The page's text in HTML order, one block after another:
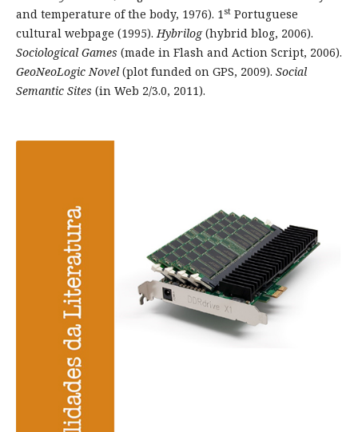
and temperature of the body, 1976). 1stPortuguese
cultural webpage (1995).Hybrilog(hybrid blog, 2006).
Sociological Games (made in Flash and Action Script, 2006).
GeoNeoLogic Novel(plot funded on GPS, 2009). Social
Semantic Sites (in Web 2/3.0, 2011).